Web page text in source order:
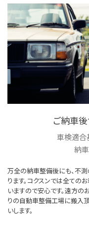
ご納車
車検適合
納車
万全の納車整備後にも、不
ります。コクスンでは全ての
いますので安心です。遠方
りの自動車整備工場に搬入
いします。